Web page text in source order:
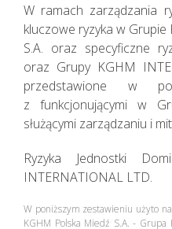
Nasza
wyniki w
W ramach zarządzania
kluczowe ryzyka w
S.A. oraz specyficzne
oraz Grupy KGHM
przedstawione w
z funkcjonującymi w
służącymi zarządzaniu i
Ryzyka Jednostki
INTERNATIONAL LTD.
W poniższym zestawieniu użyto
KGHM Polska Miedź S.A. -